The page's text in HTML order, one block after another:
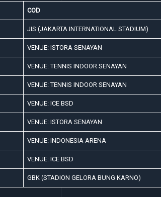
COD
JIS (JAKARTA INTERNATIONAL STADIUM)
VENUE: ISTORA SENAYAN
VENUE: TENNIS INDOOR SENAYAN
VENUE: TENNIS INDOOR SENAYAN
VENUE: ICE BSD
VENUE: ISTORA SENAYAN
VENUE: INDONESIA ARENA
VENUE: ICE BSD
GBK (STADION GELORA BUNG KARNO)